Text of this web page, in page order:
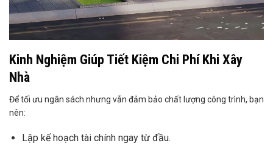
Kinh Nghiệm Giúp Tiết Kiệm Chi Phí Khi Xây
Nhà
Để tối ưu ngân sách nhưng vẫn đảm bảo chất lượng công trình, bạn
nên:
Lập kế hoạch tài chính ngay từ đầu.